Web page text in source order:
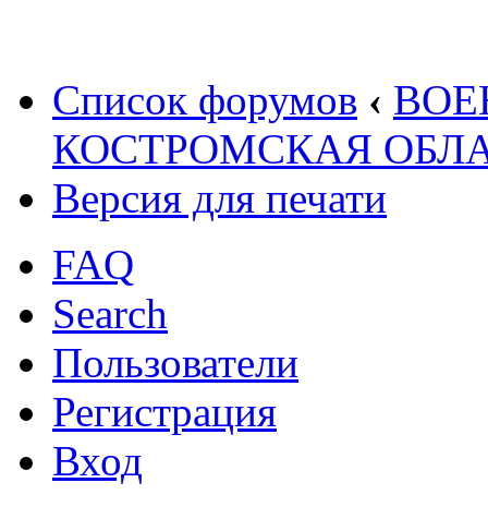
Список форумов ‹
КОСТРОМСКАЯ
Версия для печати
FAQ
Search
Пользователи
Регистрация
Вход